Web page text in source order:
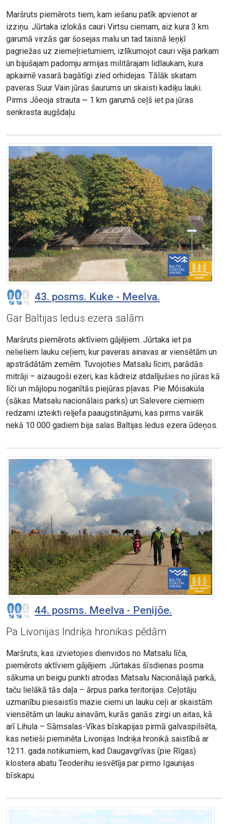
Maršruts piemērots tiem, kam iešanu patīk apvienot ar
izziņu. Jūrtaka izlokās cauri Virtsu ciemam, aiz kura 3 km
garumā virzās gar šosejas malu un tad taisnā leņķī
pagriežas uz ziemeļrietumiem, izlīkumojot cauri vēja parkam
un bijušajam padomju armijas militārajam lidlaukam, kura
apkaimē vasarā bagātīgi zied orhidejas. Tālāk skatam
paveras Suur Väin jūras šaurums un skaisti kadiķu lauki.
Pirms Jõeoja strauta ~ 1 km garumā ceļš iet pa jūras
senkrasta augšdaļu.
43. posms. Kuke - Meelva.
Gar Baltijas ledus ezera salām
Maršruts piemērots aktīviem gājējiem. Jūrtaka iet pa
nelieliem lauku ceļiem, kur paveras ainavas ar viensētām un
apstrādātām zemēm. Tuvojoties Matsalu līcim, parādās
mitrāji – aizaugoši ezeri, kas kādreiz atdalījušies no jūras kā
līči un mājlopu noganītās piejūras pļavas. Pie Mõisaküla
(sākas Matsalu nacionālais parks) un Salevere ciemiem
redzami izteikti reljefa paaugstinājumi, kas pirms vairāk
nekā 10 000 gadiem bija salas Baltijas ledus ezera ūdeņos.
44. posms. Meelva - Penijõe.
Pa Livonijas Indriķa hronikas pēdām
Maršruts, kas izvietojies dienvidos no Matsalu līča,
piemērots aktīviem gājējiem. Jūrtakas šīsdienas posma
sākuma un beigu punkti atrodas Matsalu Nacionālajā parkā,
taču lielākā tās daļa – ārpus parka teritorijas. Ceļotāju
uzmanību piesaistīs mazie ciemi un lauku ceļi ar skaistām
viensētām un lauku ainavām, kurās ganās zirgi un aitas, kā
arī Lihula – Sāmsalas-Vīkas bīskapijas pirmā galvaspilsēta,
kas netieši pieminēta Livonijas Indriķa hronikā saistībā ar
1211. gada notikumiem, kad Daugavgrīvas (pie Rīgas)
klostera abatu Teoderihu iesvētīja par pirmo Igaunijas
bīskapu.